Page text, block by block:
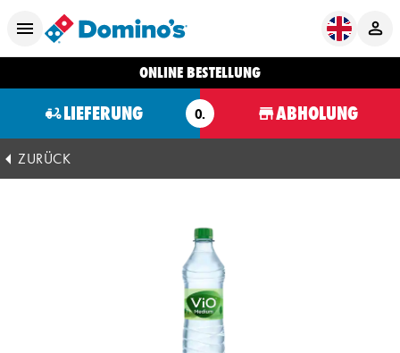
ONLINE BESTELLUNG
LIEFERUNG O. ABHOLUNG
ZURÜCK